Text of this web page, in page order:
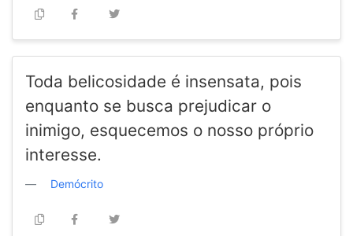
Toda belicosidade é insensata, pois
enquanto se busca prejudicar o
inimigo, esquecemos o nosso próprio
interesse.
Demócrito